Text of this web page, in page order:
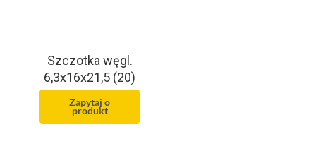
Szczotka węgl.
6,3x16x21,5 (20)
Zapytaj o
produkt